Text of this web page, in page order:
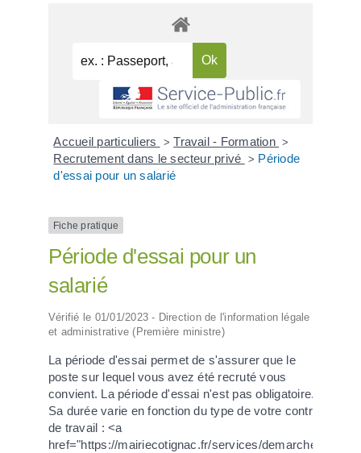
Accueil particuliers > Travail - Formation >
Recrutement dans le secteur privé > Période
d'essai pour un salarié
Fiche pratique
Période d'essai pour un
salarié
Vérifié le 01/01/2023 - Direction de l'information légale
et administrative (Première ministre)
La période d'essai permet de s'assurer que le
poste sur lequel vous avez été recruté vous
convient. La période d'essai n'est pas obligatoire.
Sa durée varie en fonction du type de votre contrat
de travail : <a
href="https://mairiecotignac.fr/services/demarches-